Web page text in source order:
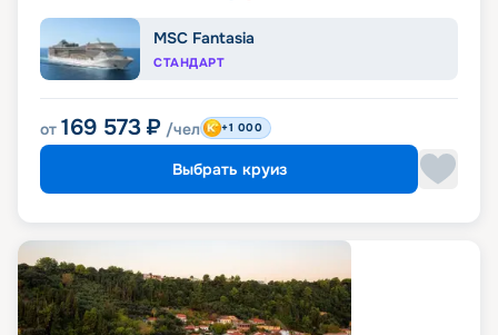
MSC Fantasia
СТАНДАРТ
от 169 573 ₽ /чел +1 000
Выбрать круиз